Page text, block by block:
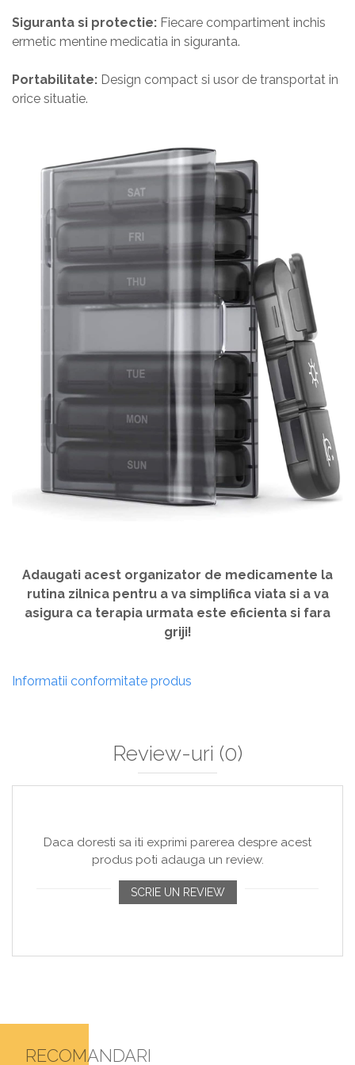
Siguranta si protectie: Fiecare compartiment inchis
ermetic mentine medicatia in siguranta.
Portabilitate: Design compact si usor de transportat in
orice situatie.
Adaugati acest organizator de medicamente la
rutina zilnica pentru a va simplifica viata si a va
asigura ca terapia urmata este eficienta si fara
griji!
Informatii conformitate produs
Review-uri (0)
Daca doresti sa iti exprimi parerea despre acest
produs poti adauga un review.
SCRIE UN REVIEW
RECOMANDARI